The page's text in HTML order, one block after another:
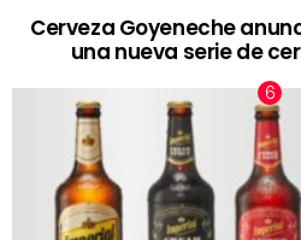
Cerveza Goyeneche
una nueva serie de